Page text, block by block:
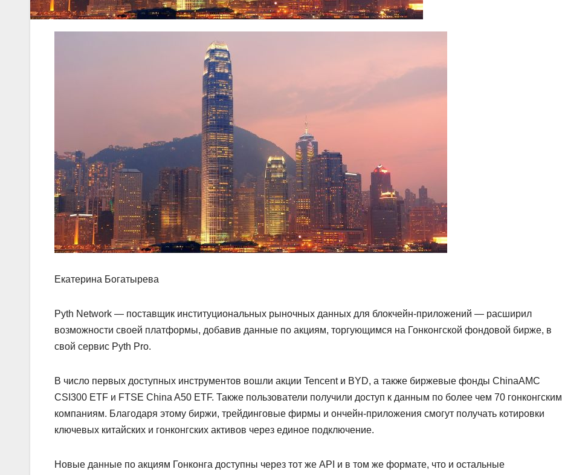
Екатерина Богатырева
Pyth Network — поставщик институциональных рыночных данных для блокчейн-приложений — расширил
возможности своей платформы, добавив данные по акциям, торгующимся на Гонконгской фондовой бирже, в
свой сервис Pyth Pro.
В число первых доступных инструментов вошли акции Tencent и BYD, а также биржевые фонды ChinaAMC
CSI300 ETF и FTSE China A50 ETF. Также пользователи получили доступ к данным по более чем 70 гонконгским
компаниям. Благодаря этому биржи, трейдинговые фирмы и ончейн-приложения смогут получать котировки
ключевых китайских и гонконгских активов через единое подключение.
Новые данные по акциям Гонконга доступны через тот же API и в том же формате, что и остальные